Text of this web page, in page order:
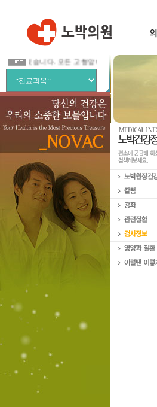
하였습니다. 모든 고형암에 적응이 가능한 편